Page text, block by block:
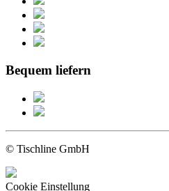
Bequem liefern
© Tischline GmbH
Cookie Einstellung